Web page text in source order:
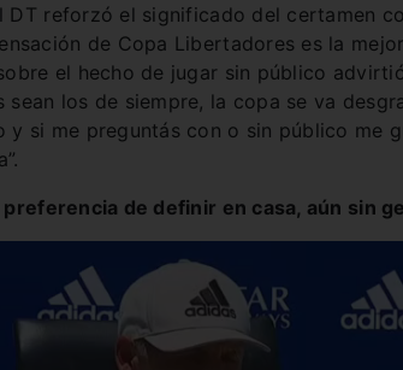
DT reforzó el significado del certamen
de Copa Libertadores es la
el hecho de jugar sin público
sean los de siempre, la copa se va
y si me preguntás con o sin público me
preferencia de definir en casa, aún sin